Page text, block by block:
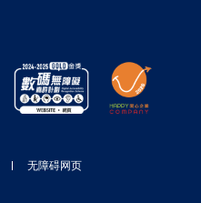
无障碍网页